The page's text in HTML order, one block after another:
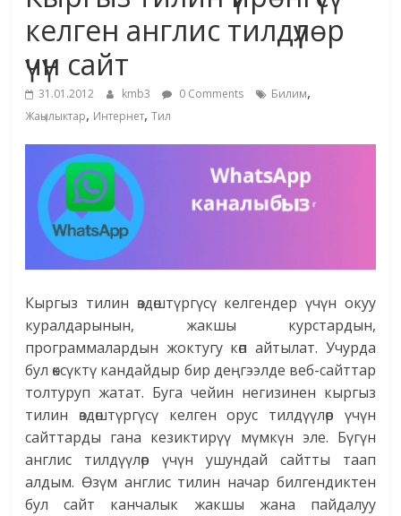
маданияты
жана
адабияты
келген англис тилдүүлөр
үчүн сайт
31.01.2012 kmb3 0 Comments Билим,
Жаңылыктар, Интернет,Тил
Кыргыз тилин өздөштүргүсү келгендер үчүн окуу
куралдарынын, жакшы курстардын,
программалардын жоктугу көп айтылат. Учурда
бул өксүктү кандайдыр бир деңгээлде веб-сайттар
толтуруп жатат. Буга чейин негизинен кыргыз
тилин өздөштүргүсү келген орус тилдүүлөр үчүн
сайттарды гана кезиктирүү мүмкүн эле. Бүгүн
англис тилдүүлөр үчүн ушундай сайтты таап
алдым. Өзүм англис тилин начар билгендиктен
бул сайт канчалык жакшы жана пайдалуу